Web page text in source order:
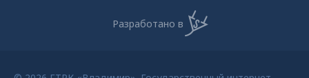
Разработано в